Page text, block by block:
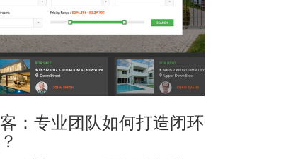
：专业团队如何打造闭环